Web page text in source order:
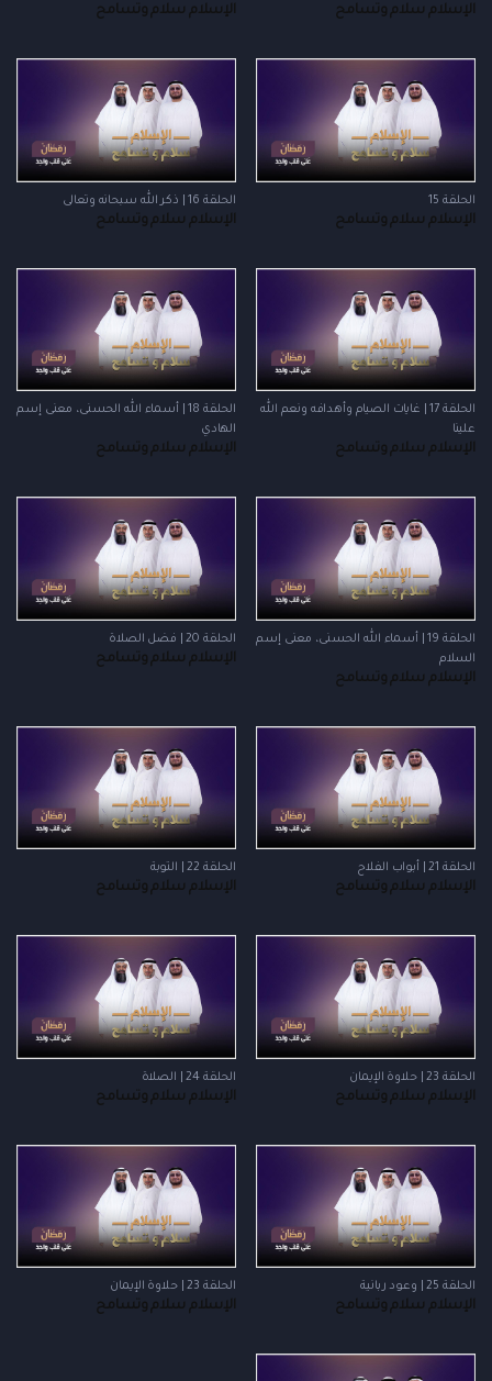
الإسلام سلام وتسامح الإسلام سلام وتسامح
الحلقة 15
الإسلام سلام وتسامح
الحلقة 16 | ذكر الله سبحانه وتعالى
الإسلام سلام وتسامح
الحلقة 17 | غايات الصيام وأهدافه ونعم الله
علينا
الإسلام سلام وتسامح
الحلقة 18 | أسماء الله الحسنى، معنى إسم
الهادي
الإسلام سلام وتسامح
الحلقة 19 | أسماء الله الحسنى، معنى إسم
السلام
الإسلام سلام وتسامح
الحلقة 20 | فضل الصلاة
الإسلام سلام وتسامح
الحلقة 21 | أبواب الفلاح
الإسلام سلام وتسامح
الحلقة 22 | التوبة
الإسلام سلام وتسامح
الحلقة 23 | حلاوة الإيمان
الإسلام سلام وتسامح
الحلقة 24 | الصلاة
الإسلام سلام وتسامح
الحلقة 25 | وعود ربانية
الإسلام سلام وتسامح
الحلقة 23 | حلاوة الإيمان
الإسلام سلام وتسامح